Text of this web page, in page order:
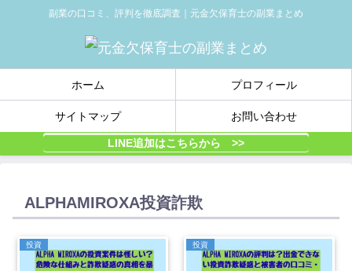
副業の口コミ、評判を徹底調査｜元金欠保育士の副業まとめ
ホーム プロフィール
サイトマップ お問い合わせ
LINE追加はこちらから >>
ALPHAMIROXA投資詐欺
投資 投資